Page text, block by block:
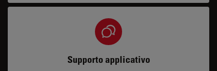
Supporto applicativo